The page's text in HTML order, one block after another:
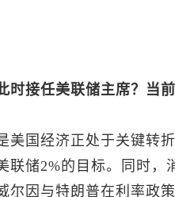
时接任美联储主席？当
美国经济正处于关键转
联储2%的目标。同时
尔因与特朗普在利率政